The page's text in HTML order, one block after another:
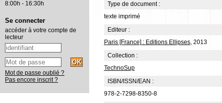
Type de document :
texte imprimé
Editeur :
Paris [France] : Editions Ellipses, 2013
Collection :
TechnoSup
ISBN/ISSN/EAN :
978-2-7298-8350-8
8:00h - 16:30h
Se connecter
accéder à votre compte de
lecteur
Mot de passe oublié ?
Pas encore inscrit ?